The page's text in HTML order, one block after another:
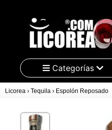
Categorías
Licorea › Tequila › Espolón Reposado